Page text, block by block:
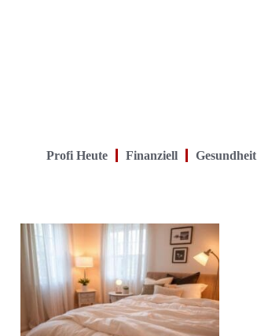
Profi Heute Finanziell Gesundheit